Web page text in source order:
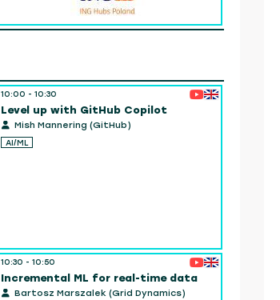
10:00 - 10:30
Level up with GitHub Copilot
Mish Mannering (GitHub)
AI/ML
10:30 - 10:50
Incremental ML for real-time data
Bartosz Marszalek (Grid Dynamics)